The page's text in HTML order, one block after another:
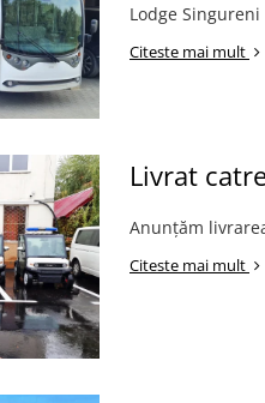
Lodge
Citeste mai mult
Livrat
Anunțăm
Citeste mai mult